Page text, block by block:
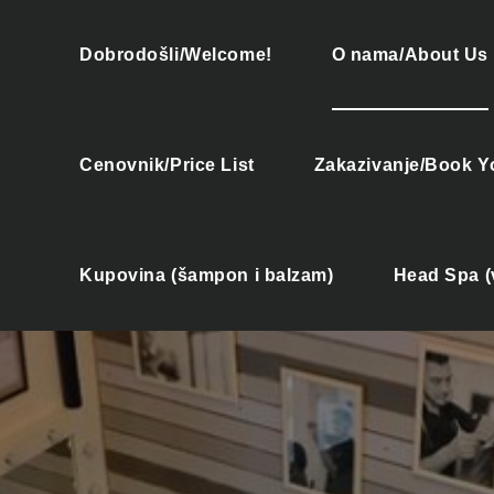
Dobrodošli/Welcome! O nama/About Us
Cenovnik/Price List Zakazivanje/Book
Kupovina (šampon i balzam) Head Spa